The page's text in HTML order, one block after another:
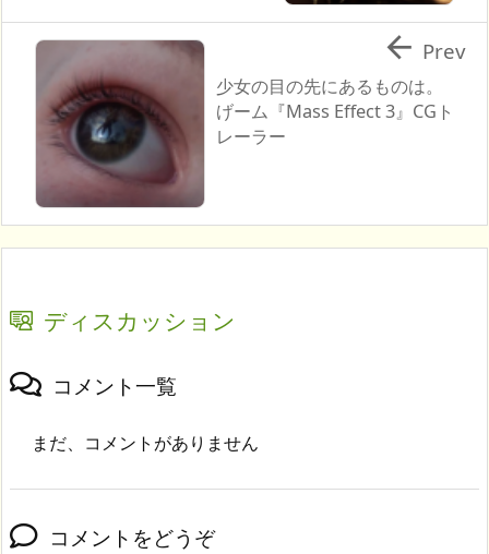
少女の目の先にあるものは。
げーム『Mass Effect 3』CGト
レーラー
 Prev
ディスカッション
コメント一覧
まだ、コメントがありません
コメントをどうぞ